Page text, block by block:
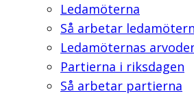
Ledamöterna
Så arbetar
Ledamöternas
Partierna i riksdagen
Så arbetar partierna